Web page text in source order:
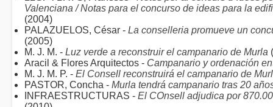
Valenciana /Notas para el concurso de ideas para la
(2004)
PALAZUELOS, César - La conselleria promueve un
(2005)
M. J. M. - Luz verde a reconstruir el campanario de Murla
Aracil & Flores Arquitectos - Campanario y ordenación
M. J. M. P. - El Consell reconstruirá el campanario de
PASTOR, Concha - Murla tendrá campanario tras 20
INFRAESTRUCTURAS - El COnsell adjudica por